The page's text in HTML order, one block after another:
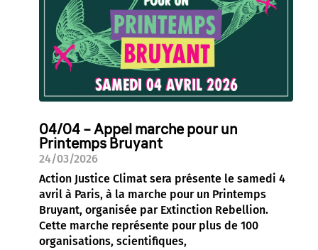
04/04 – Appel marche pour un
Printemps Bruyant
24/03/2026
Action Justice Climat sera présente le samedi 4
avril à Paris, à la marche pour un Printemps
Bruyant, organisée par Extinction Rebellion.
Cette marche représente pour plus de 100
organisations, scientifiques,